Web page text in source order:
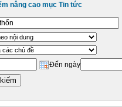
nâng cao mục Tin tức
Đến ngày